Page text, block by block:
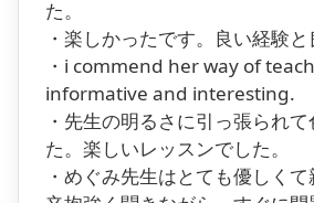
た。
・楽しかったです。良い経験と
・i commend her way of
informative and interesting.
・先生の明るさに引っ張られ
た。楽しいレッスンでした。
・めぐみ先生はとても優しく